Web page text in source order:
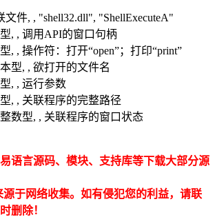
件, , "shell32.dll", "ShellExecuteA"
, , 调用API的窗口句柄
, , 操作符：打开“open”；打印“print”
型, , 欲打开的文件名
, , 运行参数
, , 关联程序的完整路径
数型, , 关联程序的窗口状态
语言源码、模块、支持库等下载大部分源
于网络收集。如有侵犯您的利益，请联
删除！